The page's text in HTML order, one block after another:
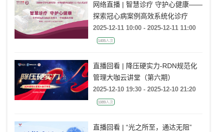
网络直播 | 智慧诊疗 守护心健康——
探索冠心病案例高效系统化诊疗
2025-12-11 10:00 - 2025-12-11 11:00
1405人次
直播回看 | 降压硬实力-RDN规范化
管理大咖云讲堂（第六期）
2025-12-10 19:30 - 2025-12-10 21:20
1089人次
直播回看 | “光之所至，通达无阻”